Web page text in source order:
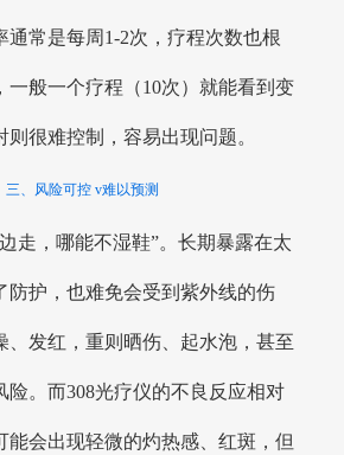
通常是每周1-2次，疗程次数也根
一般一个疗程（10次）就能看到变
很难控制，容易出现问题。
三、风险可控 v难以预测
走，哪能不湿鞋”。长期暴露在太
防护，也难免会受到紫外线的伤
、发红，重则晒伤、起水泡，甚至
险。而308光疗仪的不良反应相对
能会出现轻微的灼热感、红斑，但